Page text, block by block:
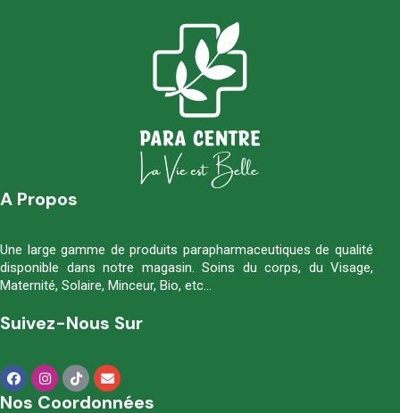
A Propos
Une large gamme de produits parapharmaceutiques de qualité
disponible dans notre magasin. Soins du corps, du Visage,
Maternité, Solaire, Minceur, Bio, etc…
Suivez-Nous Sur
Nos Coordonnées